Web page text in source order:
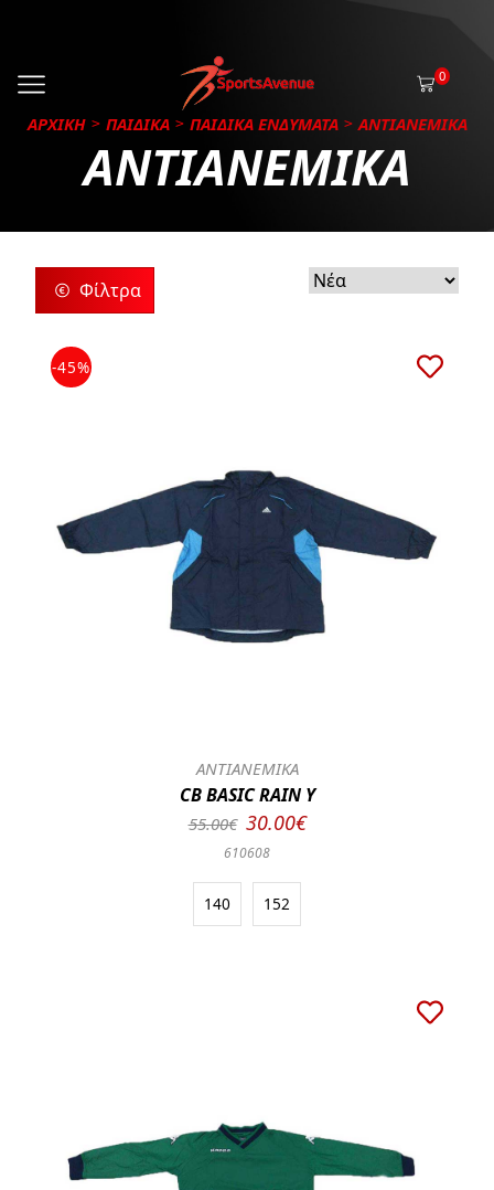
0
ΑΡΧΙΚΗ ΠΑΙΔΙΚΑ ΠΑΙΔΙΚΑ ΕΝΔΥΜΑΤΑ ΑΝΤΙΑΝΕΜΙΚΑ
ΑΝΤΙΑΝΕΜΙΚΑ
Φίλτρα
-45%
ΑΝΤΙΑΝΕΜΙΚΑ
CB BASIC RAIN Y
55.00€ 30.00€
610608
140 152